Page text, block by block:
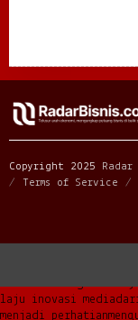
Copyright 2025
Terms of Service
laju inovasi media
menjadi perhatian